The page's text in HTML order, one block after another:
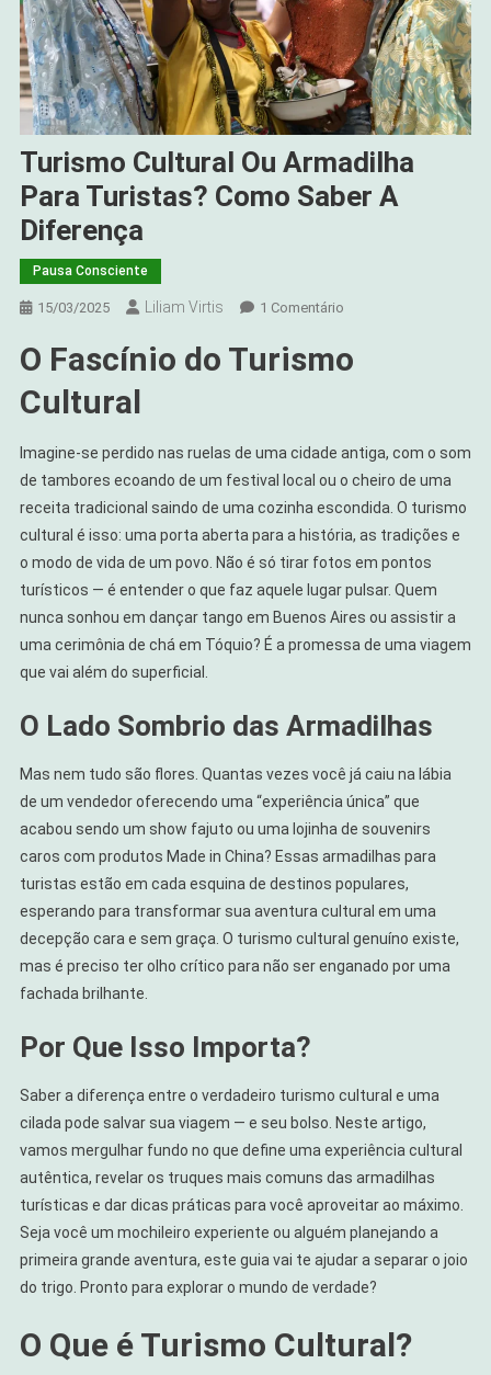
Turismo Cultural Ou Armadilha
Para Turistas? Como Saber A
Diferença
Pausa Consciente
15/03/2025 Liliam Virtis 1 ComentárioEm
Cultural
Turistas?
Como
Saber
A
Diferença
O Fascínio do Turismo
Cultural
Imagine-se perdido nas ruelas de uma cidade antiga, com o som
de tambores ecoando de um festival local ou o cheiro de uma
receita tradicional saindo de uma cozinha escondida. O turismo
cultural é isso: uma porta aberta para a história, as tradições e
o modo de vida de um povo. Não é só tirar fotos em pontos
turísticos — é entender o que faz aquele lugar pulsar. Quem
nunca sonhou em dançar tango em Buenos Aires ou assistir a
uma cerimônia de chá em Tóquio? É a promessa de uma viagem
que vai além do superficial.
O Lado Sombrio das Armadilhas
Mas nem tudo são flores. Quantas vezes você já caiu na lábia
de um vendedor oferecendo uma “experiência única” que
acabou sendo um show fajuto ou uma lojinha de souvenirs
caros com produtos Made in China? Essas armadilhas para
turistas estão em cada esquina de destinos populares,
esperando para transformar sua aventura cultural em uma
decepção cara e sem graça. O turismo cultural genuíno existe,
mas é preciso ter olho crítico para não ser enganado por uma
fachada brilhante.
Por Que Isso Importa?
Saber a diferença entre o verdadeiro turismo cultural e uma
cilada pode salvar sua viagem — e seu bolso. Neste artigo,
vamos mergulhar fundo no que define uma experiência cultural
autêntica, revelar os truques mais comuns das armadilhas
turísticas e dar dicas práticas para você aproveitar ao máximo.
Seja você um mochileiro experiente ou alguém planejando a
primeira grande aventura, este guia vai te ajudar a separar o joio
do trigo. Pronto para explorar o mundo de verdade?
O Que é Turismo Cultural?